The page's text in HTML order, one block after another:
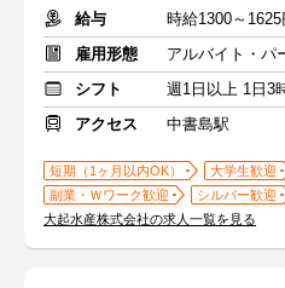
給与
時給1300～1625
雇用形態
アルバイト・パ
シフト
週1日以上 1日3
アクセス
中書島駅
短期（1ヶ月以内OK） 大学生歓迎
副業・Ｗワーク歓迎
シルバー歓迎
大起水産株式会社の求人一覧を見る